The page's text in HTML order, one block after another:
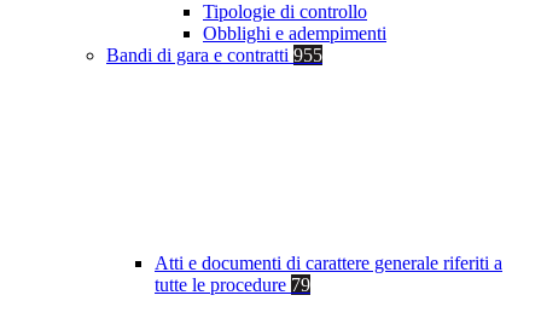
Tipologie di controllo
Obblighi e adempimenti
Bandi di gara e contratti 955
Atti e documenti di carattere generale riferiti a
tutte le procedure 79